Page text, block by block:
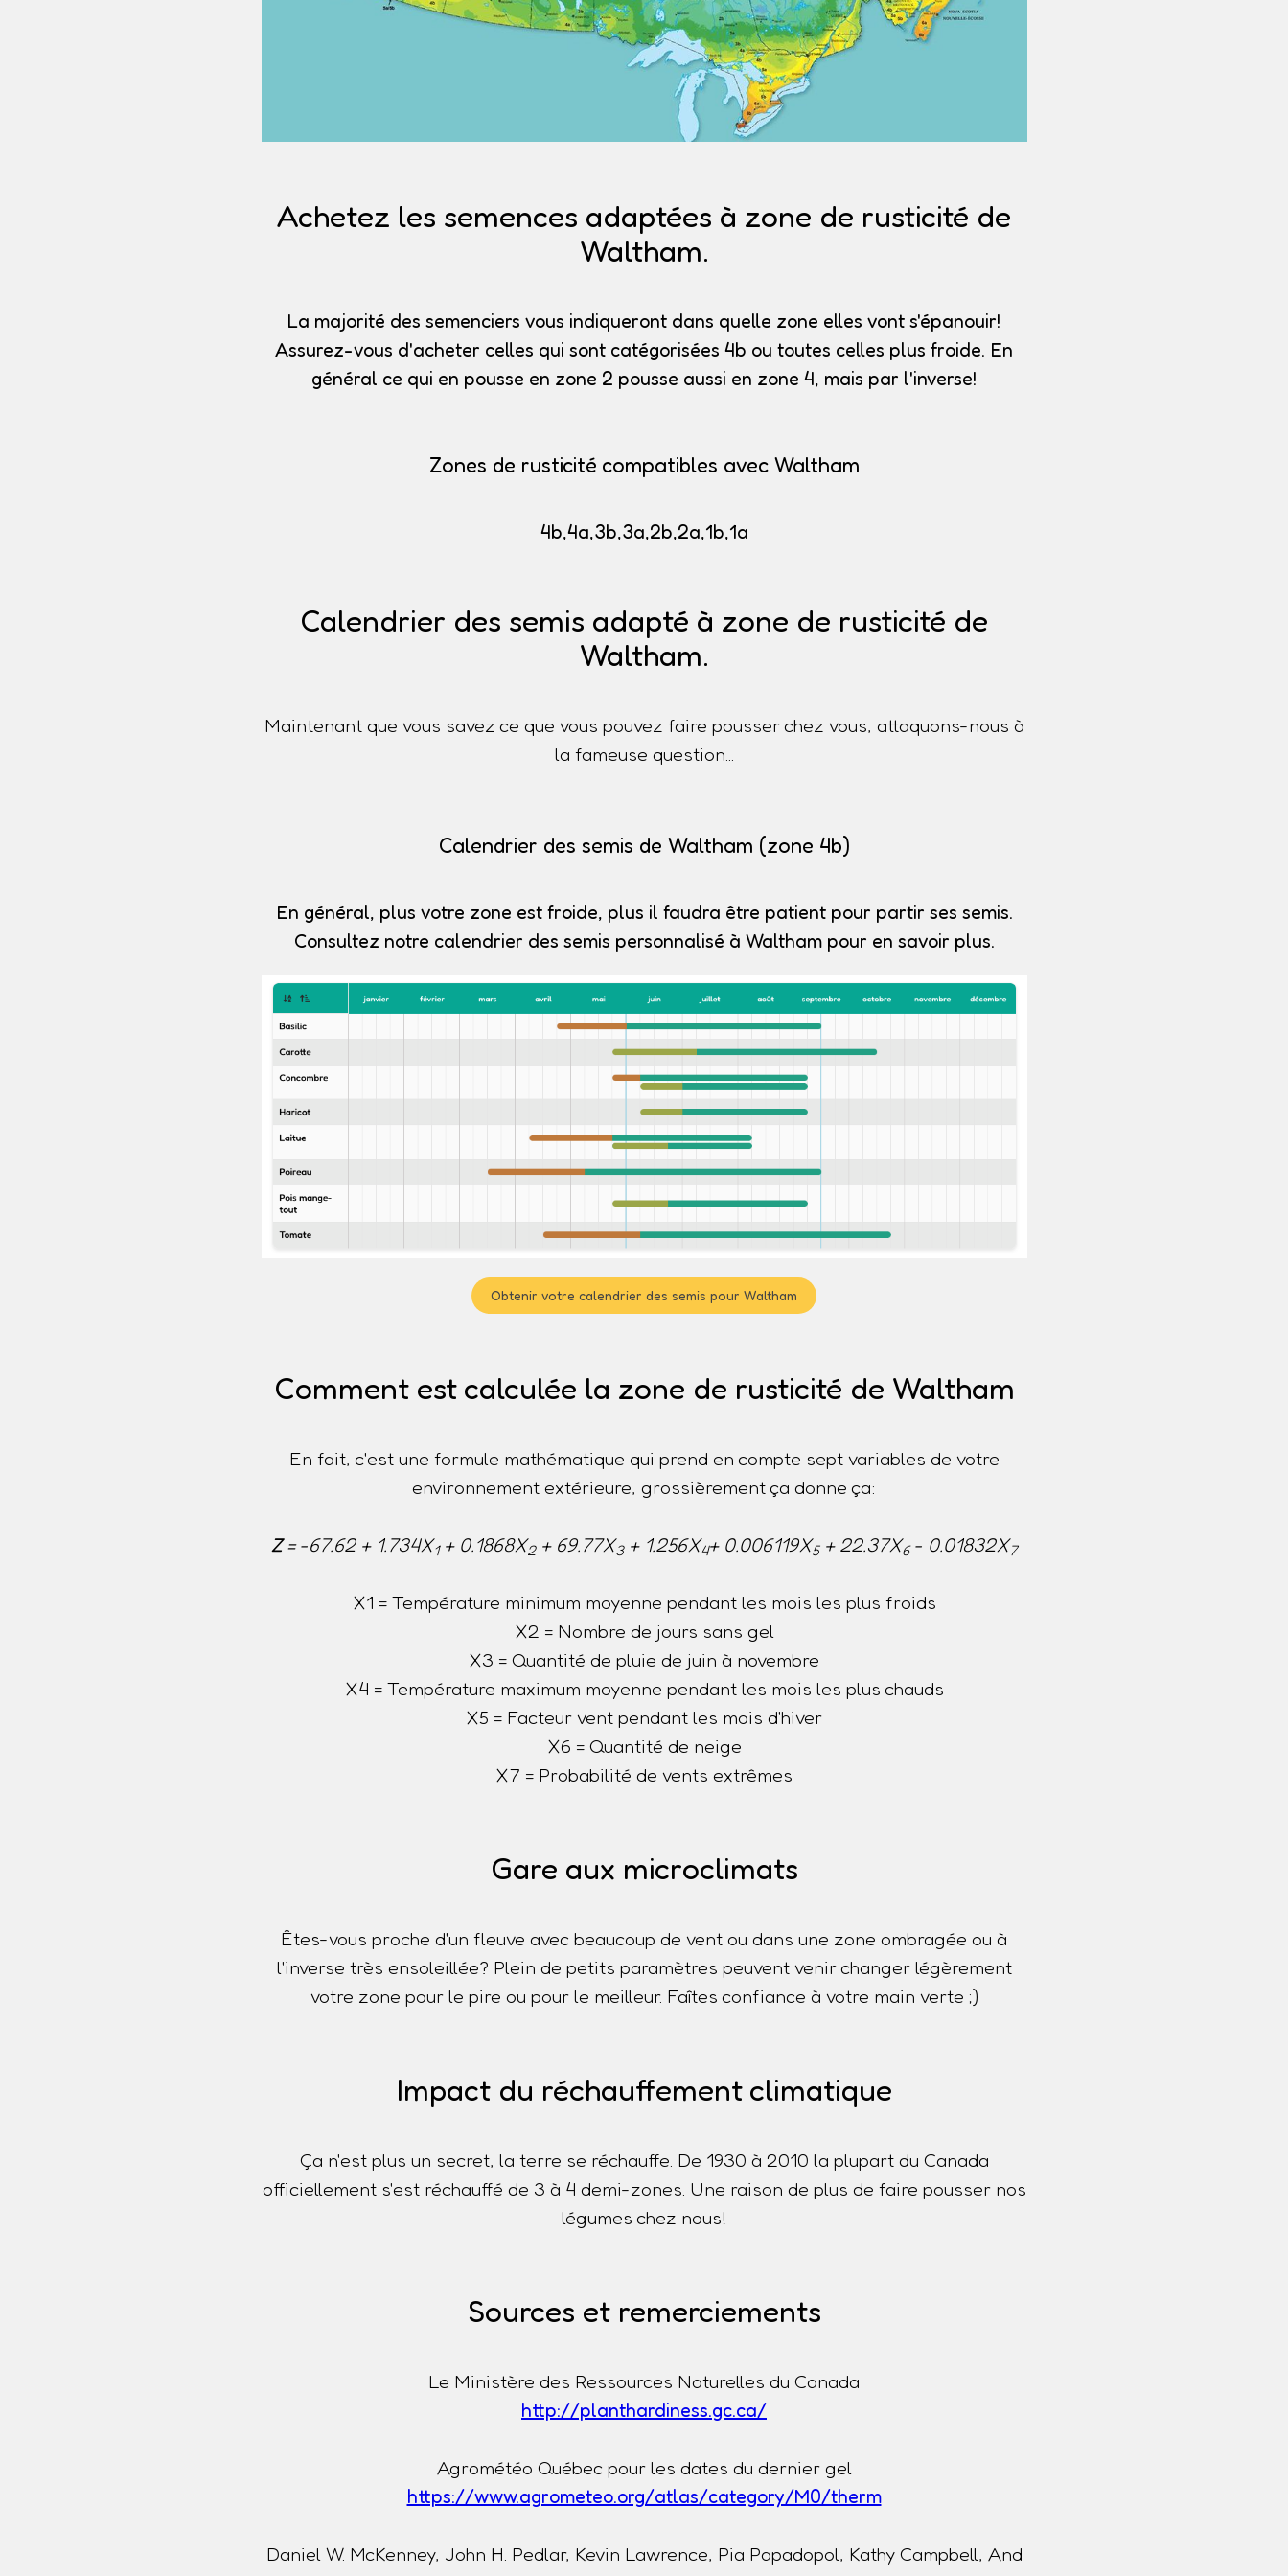
Achetez les semences adaptées à zone de rusticité de
Waltham.
La majorité des semenciers vous indiqueront dans quelle zone elles vont s'épanouir!
Assurez-vous d'acheter celles qui sont catégorisées 4b ou toutes celles plus froide. En
général ce qui en pousse en zone 2 pousse aussi en zone 4, mais par l'inverse!
Zones de rusticité compatibles avec Waltham
4b,4a,3b,3a,2b,2a,1b,1a
Calendrier des semis adapté à zone de rusticité de
Waltham.
Maintenant que vous savez ce que vous pouvez faire pousser chez vous, attaquons-nous à
la fameuse question...
Calendrier des semis de Waltham (zone 4b)
En général, plus votre zone est froide, plus il faudra être patient pour partir ses semis.
Consultez notre calendrier des semis personnalisé à Waltham pour en savoir plus.
Obtenir votre calendrier des semis pour Waltham
Comment est calculée la zone de rusticité de Waltham
En fait, c'est une formule mathématique qui prend en compte sept variables de votre
environnement extérieure, grossièrement ça donne ça:
Z= -67.62 + 1.734X1+ 0.1868X2+ 69.77X3+ 1.256X4+ 0.006119X5+ 22.37X6- 0.01832X7
X1 = Température minimum moyenne pendant les mois les plus froids
X2 = Nombre de jours sans gel
X3 = Quantité de pluie de juin à novembre
X4 = Température maximum moyenne pendant les mois les plus chauds
X5 = Facteur vent pendant les mois d'hiver
X6 = Quantité de neige
X7 = Probabilité de vents extrêmes
Gare aux microclimats
Êtes-vous proche d'un fleuve avec beaucoup de vent ou dans une zone ombragée ou à
l'inverse très ensoleillée? Plein de petits paramètres peuvent venir changer légèrement
votre zone pour le pire ou pour le meilleur. Faîtes confiance à votre main verte ;)
Impact du réchauffement climatique
Ça n'est plus un secret, la terre se réchauffe. De 1930 à 2010 la plupart du Canada
officiellement s'est réchauffé de 3 à 4 demi-zones. Une raison de plus de faire pousser nos
légumes chez nous!
Sources et remerciements
Le Ministère des Ressources Naturelles du Canada
http://planthardiness.gc.ca/
Agrométéo Québec pour les dates du dernier gel
https://www.agrometeo.org/atlas/category/M0/therm
Daniel W. McKenney, John H. Pedlar, Kevin Lawrence, Pia Papadopol, Kathy Campbell, And